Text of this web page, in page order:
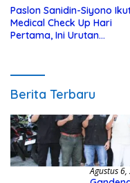
Paslon Sanidin-Siyono
Medical Check Up Hari
Pertama, Ini Urutan
Berita Terbaru
Agustus